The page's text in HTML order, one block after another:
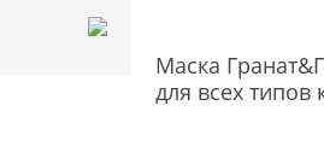
Маска
для всех типов